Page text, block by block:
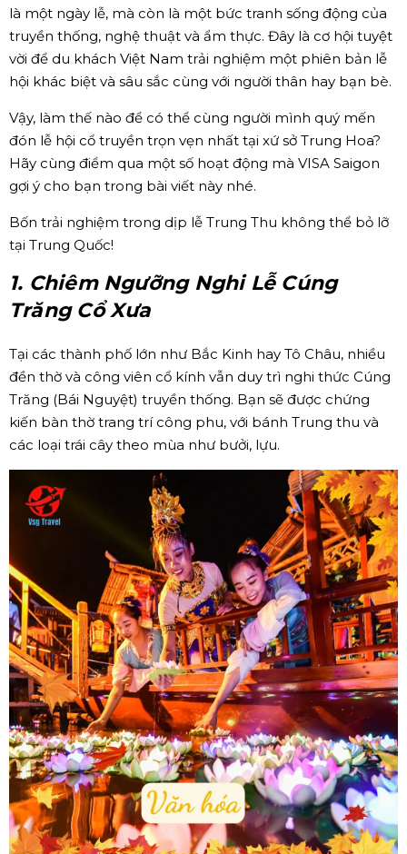
là một ngày lễ, mà còn là một bức tranh sống động của
truyền thống, nghệ thuật và ẩm thực. Đây là cơ hội tuyệt
vời để du khách Việt Nam trải nghiệm một phiên bản lễ
hội khác biệt và sâu sắc cùng với người thân hay bạn bè.
Vậy, làm thế nào để có thể cùng người mình quý mến
đón lễ hội cổ truyền trọn vẹn nhất tại xứ sở Trung Hoa?
Hãy cùng điểm qua một số hoạt động mà VISA Saigon
gợi ý cho bạn trong bài viết này nhé.
Bốn trải nghiệm trong dịp lễ Trung Thu không thể bỏ lỡ
tại Trung Quốc!
1. Chiêm Ngưỡng Nghi Lễ Cúng
Trăng Cổ Xưa
Tại các thành phố lớn như Bắc Kinh hay Tô Châu, nhiều
đền thờ và công viên cổ kính vẫn duy trì nghi thức Cúng
Trăng (Bái Nguyệt) truyền thống. Bạn sẽ được chứng
kiến bàn thờ trang trí công phu, với bánh Trung thu và
các loại trái cây theo mùa như bưởi, lựu.